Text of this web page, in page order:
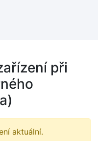
při
aktuální.